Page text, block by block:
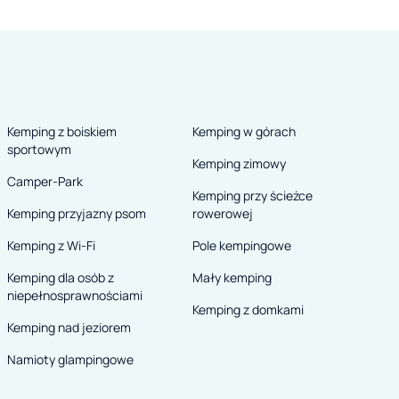
Kemping z boiskiem
sportowym
Camper-Park
Kemping przyjazny psom
Kemping z Wi-Fi
Kemping dla osób z
niepełnosprawnościami
Kemping nad jeziorem
Namioty glampingowe
Kemping w górach
Kemping zimowy
Kemping przy ścieżce
rowerowej
Pole kempingowe
Mały kemping
Kemping z domkami